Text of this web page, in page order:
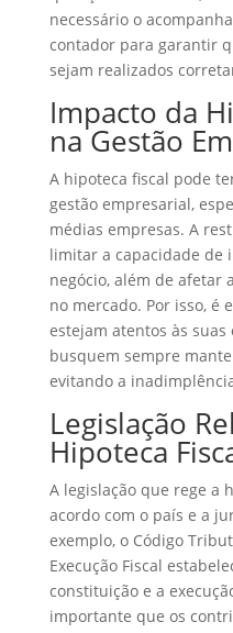
necessário o
contador para garantir
sejam realizados
Impacto da
na Gestão
A hipoteca fiscal pode
gestão empresarial,
médias empresas. A
limitar a capacidade de
negócio, além de afetar
no mercado. Por isso, é
estejam atentos às suas
busquem sempre
evitando a
Legislação
Hipoteca
A legislação que rege a
acordo com o país e a
exemplo, o Código
Execução Fiscal
constituição e a
importante que os